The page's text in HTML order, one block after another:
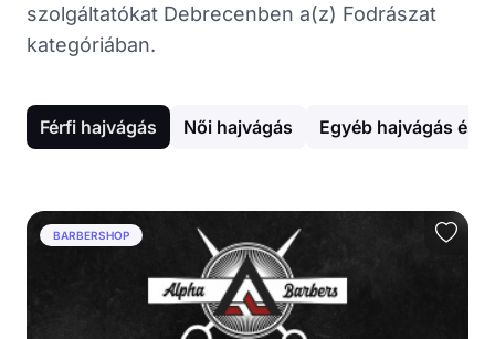
szolgáltatókat Debrecenben a(z) Fodrászat
kategóriában.
Férfi hajvágás Női hajvágás Egyéb hajvágás és
BARBERSHOP